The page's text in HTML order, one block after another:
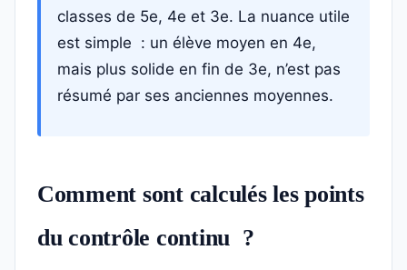
classes de 5e, 4e et 3e. La nuance utile
est simple : un élève moyen en 4e,
mais plus solide en fin de 3e, n’est pas
résumé par ses anciennes moyennes.
Comment sont calculés les points
du contrôle continu ?